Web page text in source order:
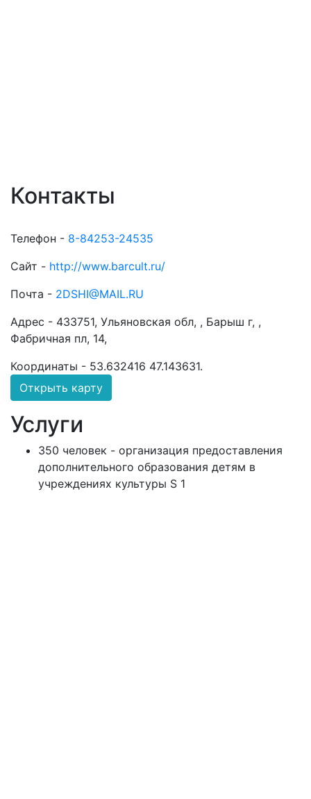
Контакты
Телефон - 8-84253-24535
Сайт - http://www.barcult.ru/
Почта - 2DSHI@MAIL.RU
Адрес - 433751, Ульяновская обл, , Барыш г, ,
Фабричная пл, 14,
Координаты - 53.632416 47.143631.
Открыть карту
Услуги
350 человек - организация предоставления
дополнительного образования детям в
учреждениях культуры S 1